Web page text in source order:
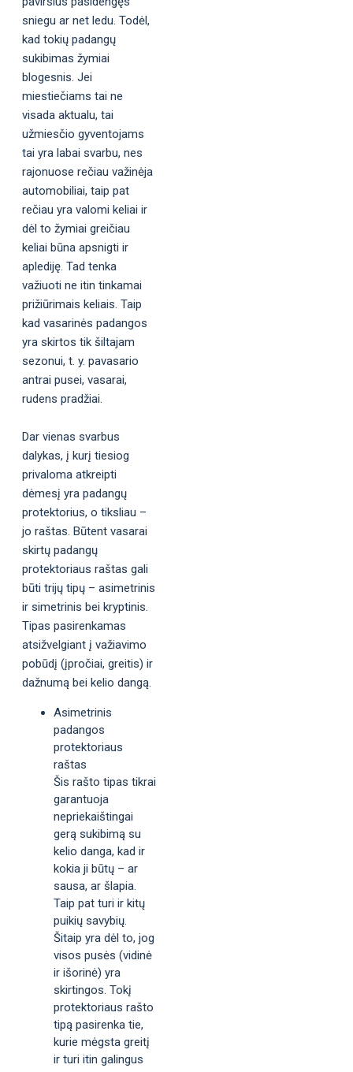
sniegu ar net ledu. Todėl,
kad tokių padangų
sukibimas žymiai
blogesnis. Jei
miestiečiams tai ne
visada aktualu, tai
užmiesčio gyventojams
tai yra labai svarbu, nes
rajonuose rečiau važinėja
automobiliai, taip pat
rečiau yra valomi keliai ir
dėl to žymiai greičiau
keliai būna apsnigti ir
aplediję. Tad tenka
važiuoti ne itin tinkamai
prižiūrimais keliais. Taip
kad vasarinės padangos
yra skirtos tik šiltajam
sezonui, t. y. pavasario
antrai pusei, vasarai,
rudens pradžiai.
Dar vienas svarbus
dalykas, į kurį tiesiog
privaloma atkreipti
dėmesį yra padangų
protektorius, o tiksliau –
jo raštas. Būtent vasarai
skirtų padangų
protektoriaus raštas gali
būti trijų tipų – asimetrinis
ir simetrinis bei kryptinis.
Tipas pasirenkamas
atsižvelgiant į važiavimo
pobūdį (įpročiai, greitis) ir
dažnumą bei kelio dangą.
Asimetrinis
padangos
protektoriaus
raštas
Šis rašto tipas tikrai
garantuoja
nepriekaištingai
gerą sukibimą su
kelio danga, kad ir
kokia ji būtų – ar
sausa, ar šlapia.
Taip pat turi ir kitų
puikių savybių.
Šitaip yra dėl to, jog
visos pusės (vidinė
ir išorinė) yra
skirtingos. Tokį
protektoriaus rašto
tipą pasirenka tie,
kurie mėgsta greitį
ir turi itin galingus